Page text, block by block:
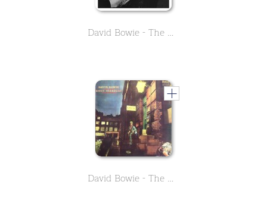
David Bowie - The Next Day
David Bowie - The Rise and Fall of Ziggy Stardust and the Spiders from Mars